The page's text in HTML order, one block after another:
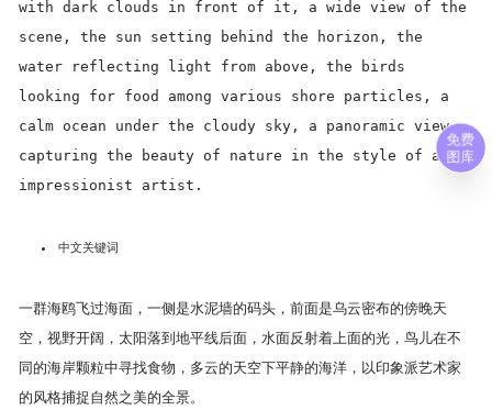
with dark clouds in front of it, a wide view of the
scene, the sun setting behind the horizon, the
water reflecting light from above, the birds
looking for food among various shore particles, a
calm ocean under the cloudy sky, a panoramic view
capturing the beauty of nature in the style of an
impressionist artist.
中文关键词
一群海鸥飞过海面，一侧是水泥墙的码头，前面是乌云密布的傍晚天
空，视野开阔，太阳落到地平线后面，水面反射着上面的光，鸟儿在不
同的海岸颗粒中寻找食物，多云的天空下平静的海洋，以印象派艺术家
的风格捕捉自然之美的全景。
免费
图库